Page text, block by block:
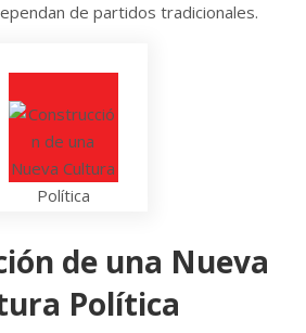
de partidos tradicionales.
de una Nueva
Política